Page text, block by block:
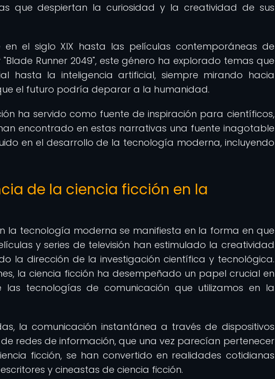
que despiertan la curiosidad y la creatividad de sus
en el siglo XIX hasta las películas contemporáneas de
Runner 2049", este género ha explorado temas que
hasta la inteligencia artificial, siempre mirando hacia
el futuro podría deparar a la humanidad.
ha servido como fuente de inspiración para científicos,
encontrado en estas narrativas una fuente inagotable
en el desarrollo de la tecnología moderna, incluyendo
de la ciencia ficción en la
la tecnología moderna se manifiesta en la forma en que
y series de televisión han estimulado la creatividad
la dirección de la investigación científica y tecnológica.
la ciencia ficción ha desempeñado un papel crucial en
tecnologías de comunicación que utilizamos en la
la comunicación instantánea a través de dispositivos
redes de información, que una vez parecían pertenecer
ficción, se han convertido en realidades cotidianas
y cineastas de ciencia ficción.